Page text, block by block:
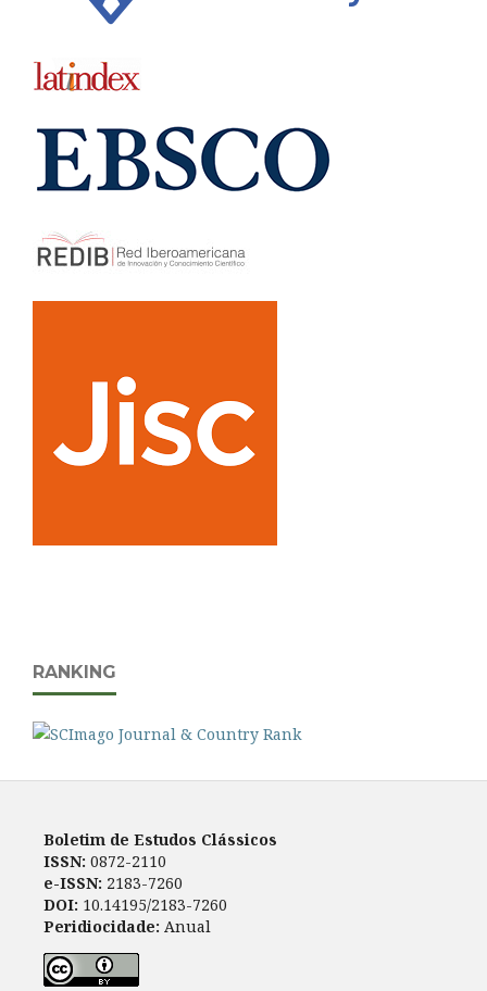
RANKING
Boletim de Estudos Clássicos
ISSN: 0872-2110
e-ISSN: 2183-7260
DOI: 10.14195/2183-7260
Peridiocidade: Anual